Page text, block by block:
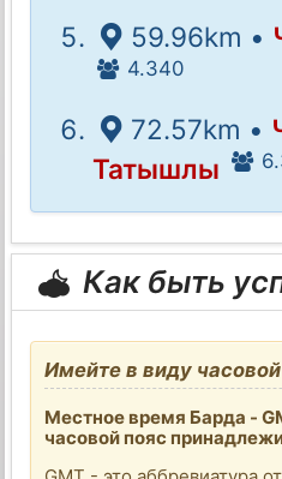
59.96km •
4.340
72.57km •
Татышлы
Как быть
Имейте в виду
Местное время Барда -
часовой пояс